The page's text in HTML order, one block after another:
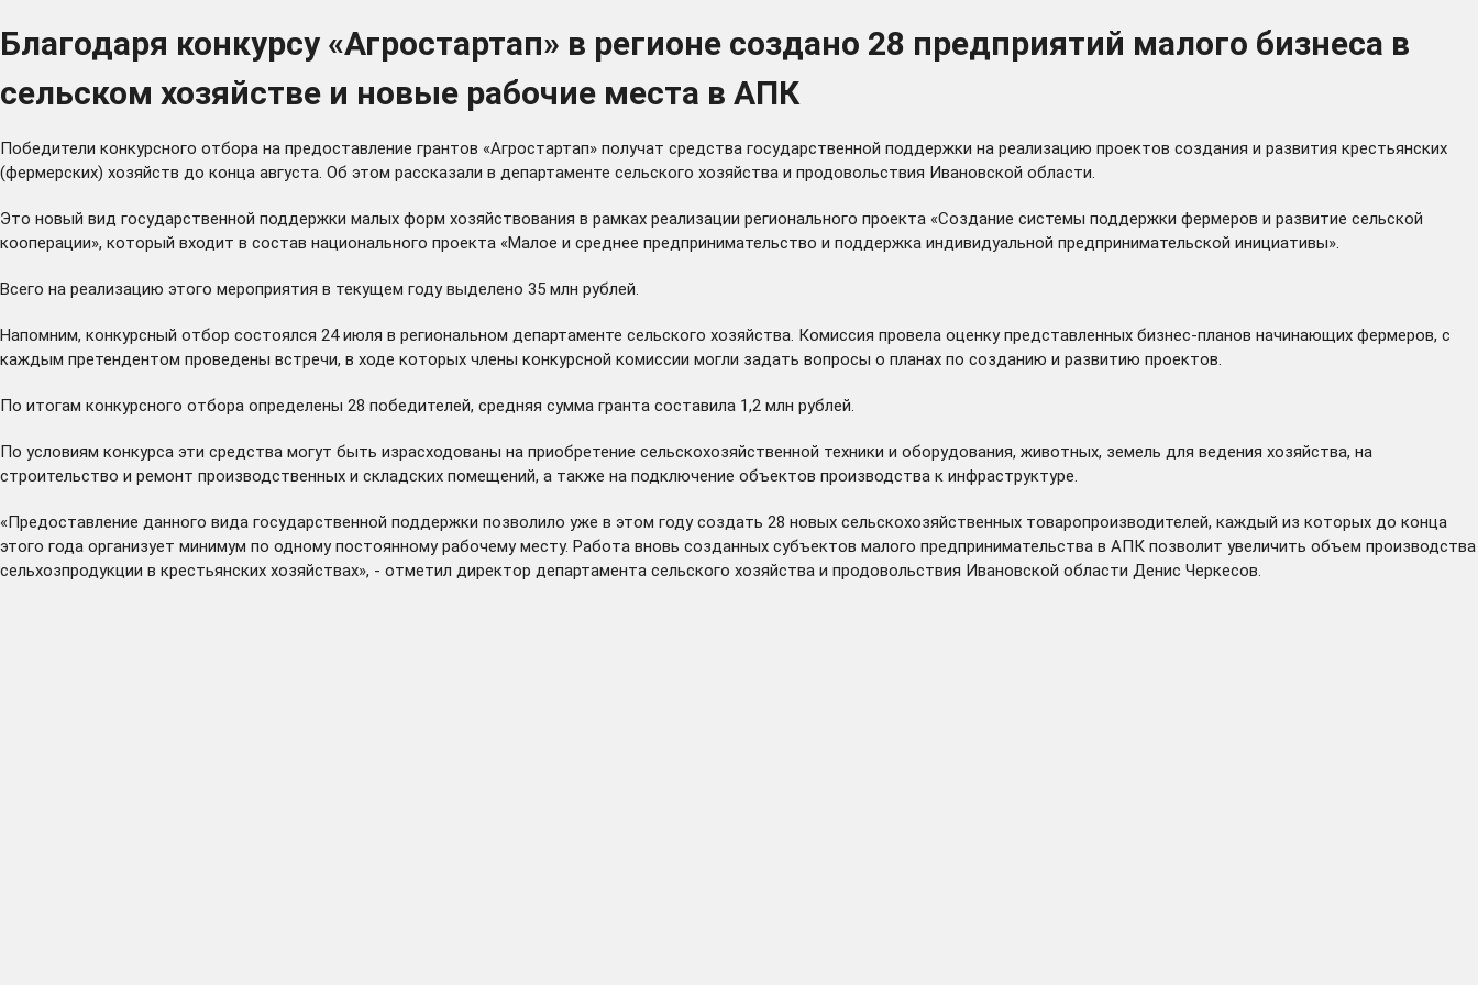
Благодаря конкурсу «Агростартап» в регионе создано 28 предприятий малого бизнеса в
сельском хозяйстве и новые рабочие места в АПК
Победители конкурсного отбора на предоставление грантов «Агростартап» получат средства государственной поддержки на реализацию проектов создания и развития крестьянских
(фермерских) хозяйств до конца августа. Об этом рассказали в департаменте сельского хозяйства и продовольствия Ивановской области.
Это новый вид государственной поддержки малых форм хозяйствования в рамках реализации регионального проекта «Создание системы поддержки фермеров и развитие сельской
кооперации», который входит в состав национального проекта «Малое и среднее предпринимательство и поддержка индивидуальной предпринимательской инициативы».
Всего на реализацию этого мероприятия в текущем году выделено 35 млн рублей.
Напомним, конкурсный отбор состоялся 24 июля в региональном департаменте сельского хозяйства. Комиссия провела оценку представленных бизнес-планов начинающих фермеров, с
каждым претендентом проведены встречи, в ходе которых члены конкурсной комиссии могли задать вопросы о планах по созданию и развитию проектов.
По итогам конкурсного отбора определены 28 победителей, средняя сумма гранта составила 1,2 млн рублей.
По условиям конкурса эти средства могут быть израсходованы на приобретение сельскохозяйственной техники и оборудования, животных, земель для ведения хозяйства, на
строительство и ремонт производственных и складских помещений, а также на подключение объектов производства к инфраструктуре.
«Предоставление данного вида государственной поддержки позволило уже в этом году создать 28 новых сельскохозяйственных товаропроизводителей, каждый из которых до конца
этого года организует минимум по одному постоянному рабочему месту. Работа вновь созданных субъектов малого предпринимательства в АПК позволит увеличить объем производства
сельхозпродукции в крестьянских хозяйствах», - отметил директор департамента сельского хозяйства и продовольствия Ивановской области Денис Черкесов.